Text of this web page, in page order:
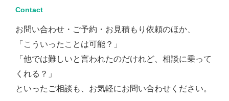
Contact
お問い合わせ・ご予約・お見積もり依頼のほか、
「こういったことは可能？」
「他では難しいと言われたのだけれど、相談に乗って
くれる？」
といったご相談も、お気軽にお問い合わせください。